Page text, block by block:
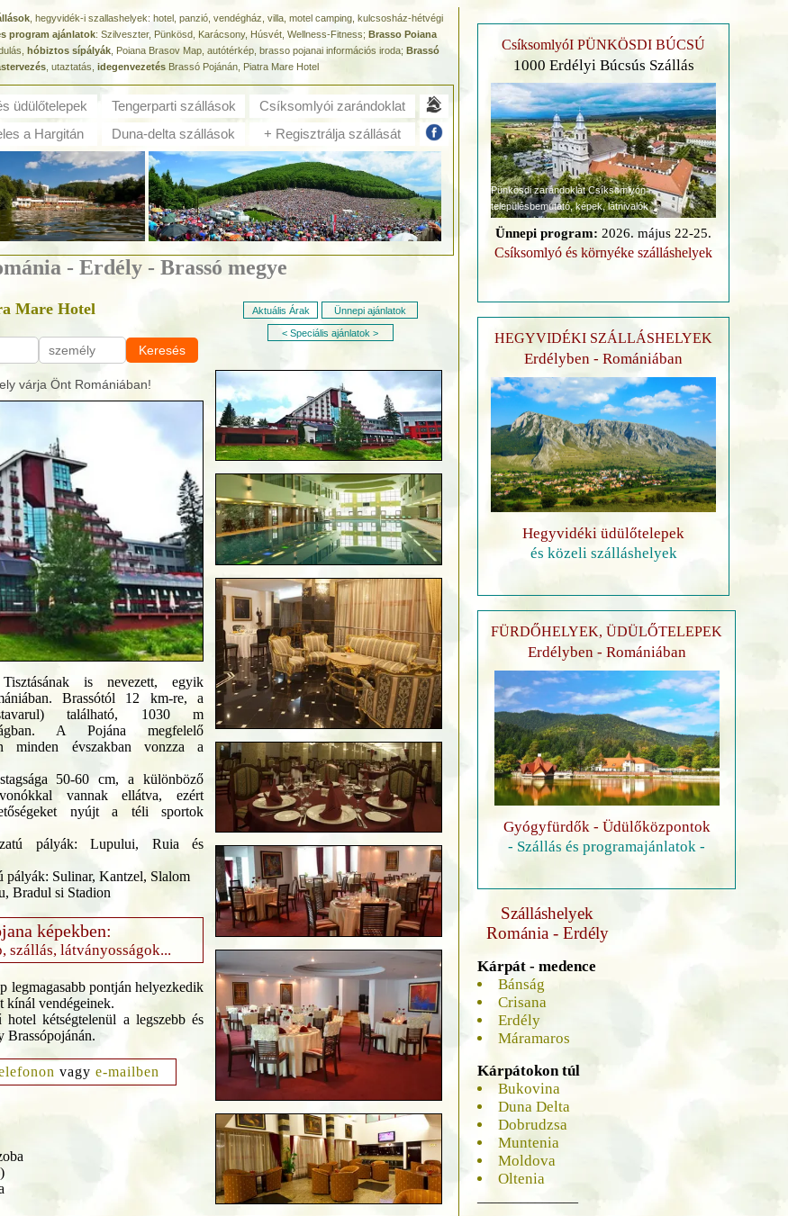
, hegyvidék-i szallashelyek: hotel, panzió, vendégház, villa, motel camping, kulcsosház-hétvégi
program ajánlatok: Szilveszter, Pünkösd, Karácsony, Húsvét, Wellness-Fitness; Brasso Poiana
hóbiztos sípályák, Poiana Brasov Map, autótérkép, brasso pojanai információs iroda; Brassó
, utaztatás, idegenvezetésBrassó Pojánán, Piatra Mare Hotel
üdülőtelepek Tengerparti szállások
Csíksomlyói zarándoklat
a Hargitán Duna-delta szállások + Regisztrálja szállását
- Erdély - Brassó megye
Mare Hotel
Keresés
várja Önt Romániában!
is nevezett, egyik
Brassótól 12 km-re, a
található, 1030 m
A Pojána megfelelő
minden évszakban vonzza a
50-60 cm, a különböző
vannak ellátva, ezért
nyújt a téli sportok
pályák: Lupului, Ruia és
pályák: Sulinar, Kantzel, Slalom
Bradul si Stadion
képekben:
szállás, látványosságok...
legmagasabb pontján helyezkedik
kínál vendégeinek.
kétségtelenül a legszebb és
Brassópojánán.
vagy e-mailben
Aktuális Árak Ünnepi ajánlatok
< Speciális ajánlatok >
CsíksomlyóI PÜNKÖSDI BÚCSÚ
1000 Erdélyi Búcsús Szállás
Pünkösdi zarándoklat Csíksomlyón
településbemutató, képek, látnivalók
Ünnepi program: 2026. május 22-25.
Csíksomlyó és környéke szálláshelyek
HEGYVIDÉKI SZÁLLÁSHELYEK
Erdélyben - Romániában
Hegyvidéki üdülőtelepek
és közeli szálláshelyek
FÜRDŐHELYEK, ÜDÜLŐTELEPEK
Erdélyben - Romániában
Gyógyfürdők - Üdülőközpontok
- Szállás és programajánlatok -
Szálláshelyek
Románia - Erdély
Kárpát - medence
Bánság
Crisana
Erdély
Máramaros
Kárpátokon túl
Bukovina
Duna Delta
Dobrudzsa
Muntenia
Moldova
Oltenia